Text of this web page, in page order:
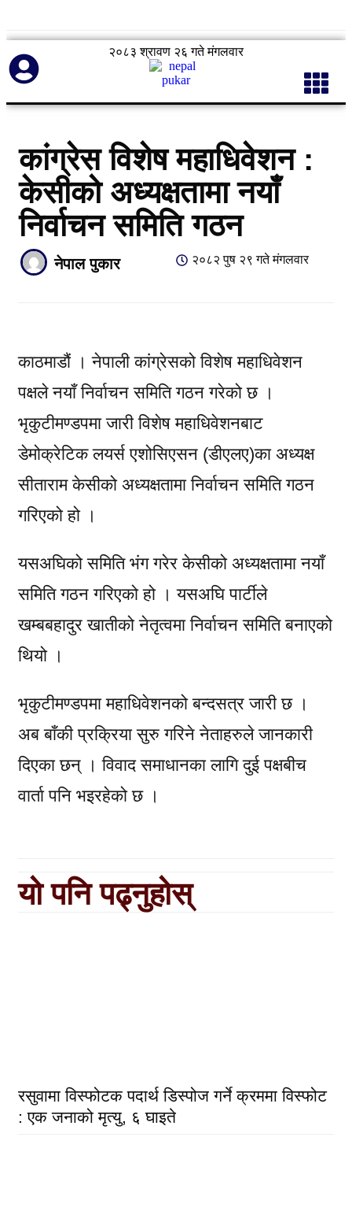
२०८३ श्रावण २६ गते मंगलवार
कांग्रेस विशेष महाधिवेशन :
केसीको अध्यक्षतामा नयाँ
निर्वाचन समिति गठन
नेपाल पुकार २०८२ पुष २९ गते मंगलवार
काठमाडौं । नेपाली कांग्रेसको विशेष महाधिवेशन
पक्षले नयाँ निर्वाचन समिति गठन गरेको छ ।
भृकुटीमण्डपमा जारी विशेष महाधिवेशनबाट
डेमोक्रेटिक लयर्स एशोसिएसन (डीएलए)का अध्यक्ष
सीताराम केसीको अध्यक्षतामा निर्वाचन समिति गठन
गरिएको हो ।
यसअघिको समिति भंग गरेर केसीको अध्यक्षतामा नयाँ
समिति गठन गरिएको हो । यसअघि पार्टीले
खम्बबहादुर खातीको नेतृत्वमा निर्वाचन समिति बनाएको
थियो ।
भृकुटीमण्डपमा महाधिवेशनको बन्दसत्र जारी छ ।
अब बाँकी प्रक्रिया सुरु गरिने नेताहरुले जानकारी
दिएका छन् । विवाद समाधानका लागि दुई पक्षबीच
वार्ता पनि भइरहेको छ ।
यो पनि पढ्नुहोस्
रसुवामा विस्फोटक पदार्थ डिस्पोज गर्ने क्रममा विस्फोट
: एक जनाको मृत्यु, ६ घाइते